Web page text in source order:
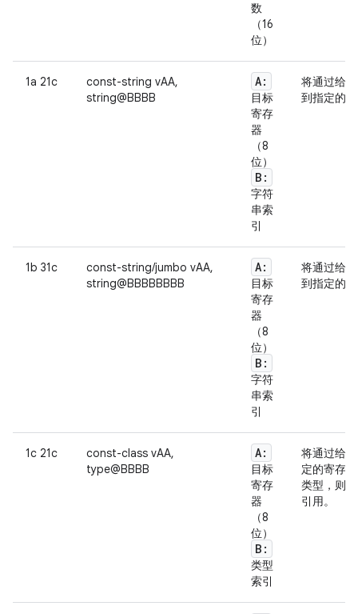
数
（16
位）
1a 21c
const-string vAA,
string@BBBB
A:
目标
寄存
器
（8
位）
B:
字符
串索
引
将通过给
到指定的
1b 31c
const-string/jumbo vAA,
string@BBBBBBBB
A:
目标
寄存
器
（8
位）
B:
字符
串索
引
将通过给
到指定的
1c 21c
const-class vAA,
type@BBBB
A:
目标
寄存
器
（8
位）
B:
类型
索引
将通过给
定的寄存
类型，则
引用。